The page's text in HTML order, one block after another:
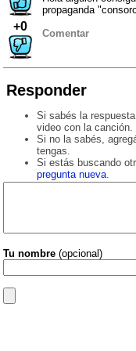
+0
propaganda
Comentar
Responder
Si sabés la
video con la canción.
Si no la sabés,
tengas.
Si estás buscando
pregunta nueva.
Tu nombre (opcional)